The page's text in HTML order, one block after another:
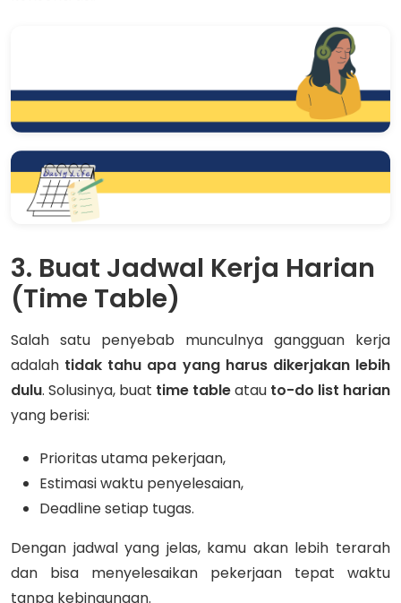
3. Buat Jadwal Kerja Harian
(Time Table)
Salah satu penyebab munculnya gangguan kerja
adalah tidak tahu apa yang harus dikerjakan lebih
dulu. Solusinya, buat time tableatau to-do list harian
yang berisi:
Prioritas utama pekerjaan,
Estimasi waktu penyelesaian,
Deadline setiap tugas.
Dengan jadwal yang jelas, kamu akan lebih terarah
dan bisa menyelesaikan pekerjaan tepat waktu
tanpa kebingungan.